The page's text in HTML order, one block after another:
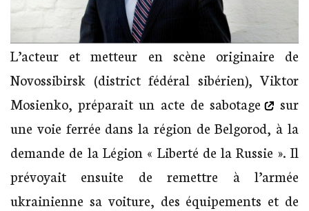
L’acteur et metteur en scène originaire de
Novossibirsk (district fédéral sibérien), Viktor
Mosienko,préparait un acte de sabotage
sur
une voie ferrée dans la région de Belgorod, à la
demande de la Légion « Liberté de la Russie ». Il
prévoyait ensuite de remettre à l’armée
ukrainienne sa voiture, des équipements et de